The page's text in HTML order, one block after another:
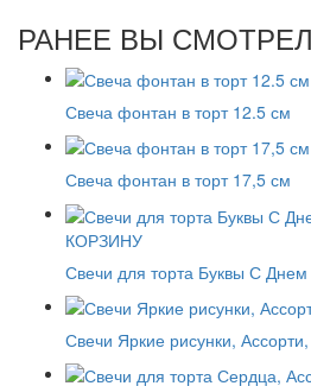
РАНЕЕ ВЫ
Свеча фонтан в торт 12.5 см
Свеча фонтан в торт 17,5 см
КОРЗИНУ
Свечи для торта Буквы С
Свечи Яркие рисунки, Ассорти,